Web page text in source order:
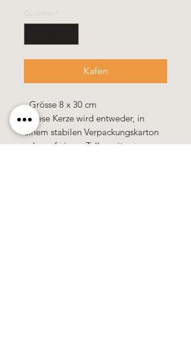
Quantity
Kafen
- Grösse 8 x 30 cm
- diese Kerze wird entweder, in
einem stabilen Verpackungskarton
oder auf einem Teller mit